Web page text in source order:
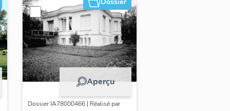
Aperçu
Dossier IA78000466 | Réalisé par